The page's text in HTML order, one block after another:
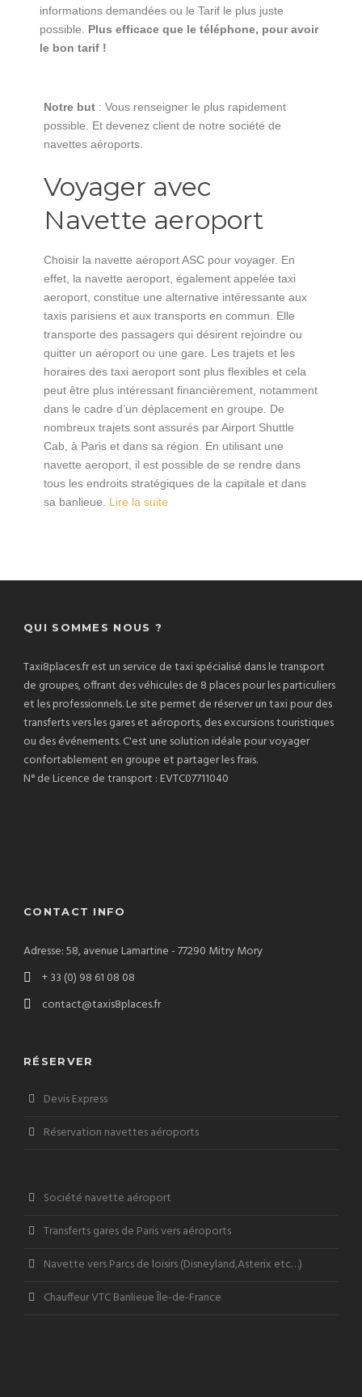
informations demandées ou le Tarif le plus juste
possible. Plus efficace que le téléphone, pour avoir
le bon tarif !
Notre but : Vous renseigner le plus rapidement
possible. Et devenez client de notre société de
navettes aéroports.
Voyager avec
Navette aeroport
Choisir la navette aéroport ASC pour voyager. En
effet, la navette aeroport, également appelée taxi
aeroport, constitue une alternative intéressante aux
taxis parisiens et aux transports en commun. Elle
transporte des passagers qui désirent rejoindre ou
quitter un aéroport ou une gare. Les trajets et les
horaires des taxi aeroport sont plus flexibles et cela
peut être plus intéressant financièrement, notamment
dans le cadre d’un déplacement en groupe. De
nombreux trajets sont assurés par Airport Shuttle
Cab, à Paris et dans sa région. En utilisant une
navette aeroport, il est possible de se rendre dans
tous les endroits stratégiques de la capitale et dans
sa banlieue. Lire la suite
QUI SOMMES NOUS ?
Taxi8places.fr est un service de taxi spécialisé dans le transport
de groupes, offrant des véhicules de 8 places pour les particuliers
et les professionnels. Le site permet de réserver un taxi pour des
transferts vers les gares et aéroports, des excursions touristiques
ou des événements. C'est une solution idéale pour voyager
confortablement en groupe et partager les frais.
N° de Licence de transport : EVTC07711040
CONTACT INFO
Adresse: 58, avenue Lamartine - 77290 Mitry Mory
+ 33 (0) 98 61 08 08
contact@taxis8places.fr
RÉSERVER
Devis Express
Réservation navettes aéroports
Société navette aéroport
Transferts gares de Paris vers aéroports
Navette vers Parcs de loisirs (Disneyland,Asterix etc…)
Chauffeur VTC Banlieue Île-de-France